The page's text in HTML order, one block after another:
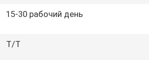
15-30 рабочий день
Т/Т